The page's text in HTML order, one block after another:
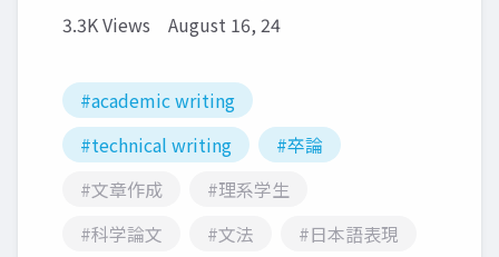
3.3K Views August 16, 24
#academic writing
#technical writing
#卒論
#文章作成
#理系学生
#科学論文
#文法 #日本語表現